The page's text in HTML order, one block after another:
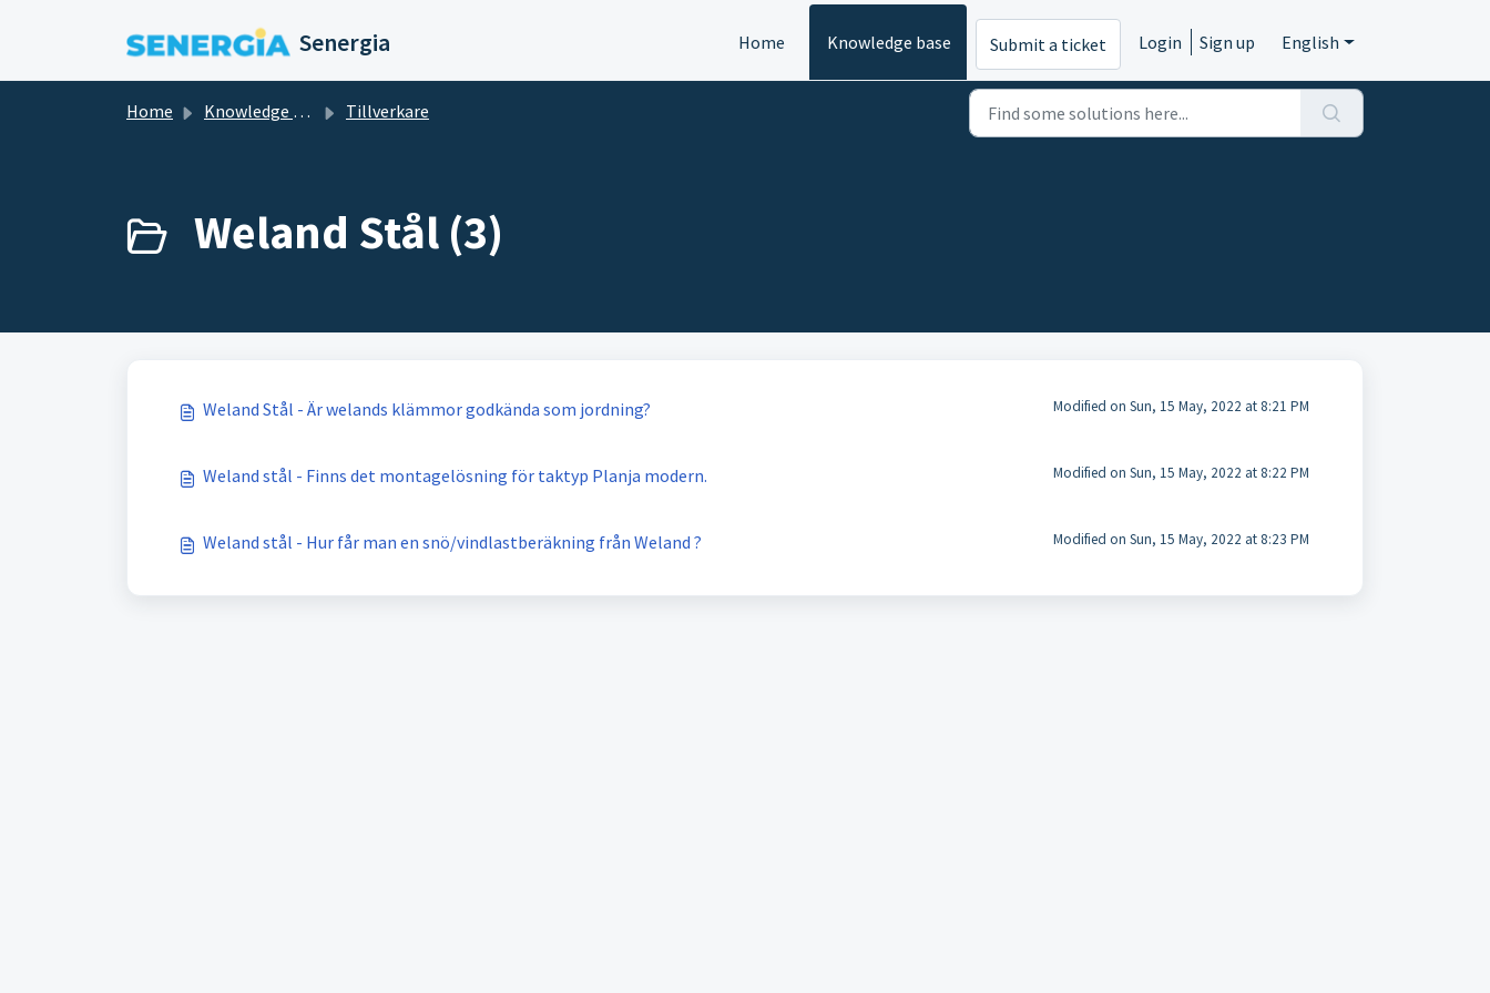
Senergia Home Knowledge base Submit a ticket Login Sign up English
Home Knowledge base Tillverkare
Weland Stål (3)
Weland Stål - Är welands klämmor godkända som jordning? Modified on Sun, 15 May, 2022 at 8:21 PM
Weland stål - Finns det montagelösning för taktyp Planja modern. Modified on Sun, 15 May, 2022 at 8:22 PM
Weland stål - Hur får man en snö/vindlastberäkning från Weland ? Modified on Sun, 15 May, 2022 at 8:23 PM